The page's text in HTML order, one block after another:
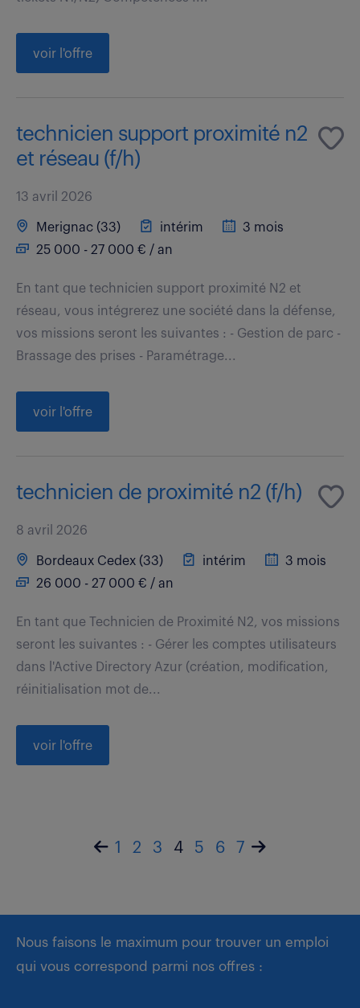
voir l'offre
technicien support proximité n2
et réseau (f/h)
13 avril 2026
Merignac (33) intérim
3 mois
25 000 - 27 000 € / an
En tant que technicien support proximité N2 et
réseau, vous intégrerez une société dans la défense,
vos missions seront les suivantes : - Gestion de parc -
Brassage des prises - Paramétrage...
voir l'offre
technicien de proximité n2 (f/h)
8 avril 2026
Bordeaux Cedex (33) intérim
3 mois
26 000 - 27 000 € / an
En tant que Technicien de Proximité N2, vos missions
seront les suivantes : - Gérer les comptes utilisateurs
dans l'Active Directory Azur (création, modification,
réinitialisation mot de...
voir l'offre
1 2 3 4 5 6 7
Nous faisons le maximum pour trouver un emploi
qui vous correspond parmi nos offres :